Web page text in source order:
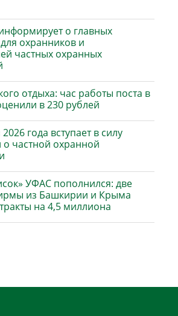
о главных
охранников и
частных охранных
отдыха: час работы поста в
в 230 рублей
года вступает в силу
частной охранной
УФАС пополнился: две
из Башкирии и Крыма
на 4,5 миллиона